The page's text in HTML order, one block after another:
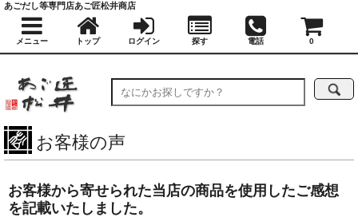
お客様の声
お客様から寄せられた当店の商品を使用したご感想
を記載いたしました。
あごだし等専門店あご匠松井商店
メニュー トップ ログイン 探す 電話 0